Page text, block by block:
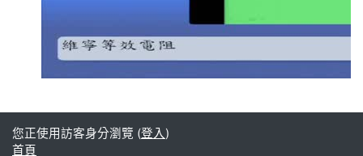
您正使用訪客身分瀏覽 (登入)
首頁